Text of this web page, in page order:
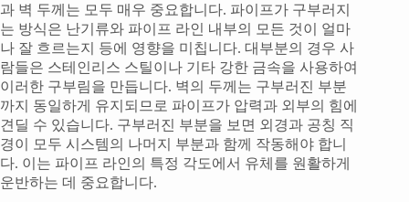
과 벽 두께는 모두 매우 중요합니다. 파이프가 구부러지
는 방식은 난기류와 파이프 라인 내부의 모든 것이 얼마
나 잘 흐르는지 등에 영향을 미칩니다. 대부분의 경우 사
람들은 스테인리스 스틸이나 기타 강한 금속을 사용하여
이러한 구부림을 만듭니다. 벽의 두께는 구부러진 부분
까지 동일하게 유지되므로 파이프가 압력과 외부의 힘에
견딜 수 있습니다. 구부러진 부분을 보면 외경과 공칭 직
경이 모두 시스템의 나머지 부분과 함께 작동해야 합니
다. 이는 파이프 라인의 특정 각도에서 유체를 원활하게
운반하는 데 중요합니다.